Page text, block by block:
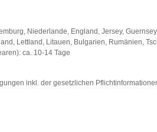
Niederlande, England, Jersey,
Lettland, Litauen, Bulgarien, Rumänien,
ca. 10-14 Tage
inkl. der gesetzlichen